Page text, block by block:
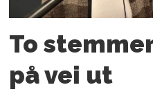
To
på vei ut